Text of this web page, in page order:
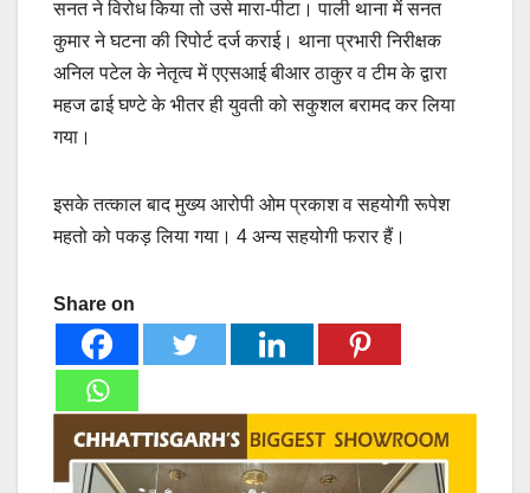
सनत ने विरोध किया तो उसे मारा-पीटा। पाली थाना में सनत
कुमार ने घटना की रिपोर्ट दर्ज कराई। थाना प्रभारी निरीक्षक
अनिल पटेल के नेतृत्व में एएसआई बीआर ठाकुर व टीम के द्वारा
महज ढाई घण्टे के भीतर ही युवती को सकुशल बरामद कर लिया
गया।
इसके तत्काल बाद मुख्य आरोपी ओम प्रकाश व सहयोगी रूपेश
महतो को पकड़ लिया गया। 4 अन्य सहयोगी फरार हैं।
Share on